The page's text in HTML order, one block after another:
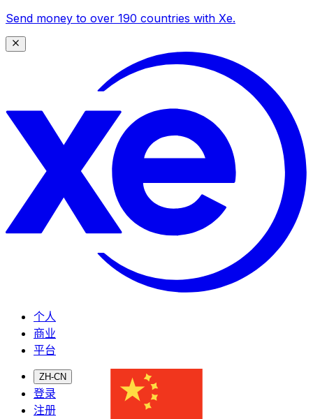
Send money to over 190 countries with Xe.
个人
商业
平台
ZH-CN
登录
注册